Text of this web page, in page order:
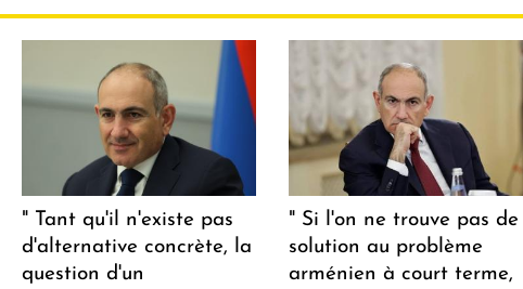
" Tant qu'il n'existe pas
d'alternative concrète, la
question d'un
" Si l'on ne trouve pas de
solution au problème
arménien à court terme,